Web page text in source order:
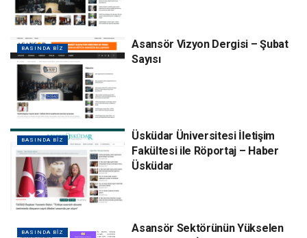
BASINDA BIZ
Asansör Vizyon Dergisi – Şubat
Sayısı
BASINDA BIZ
Üsküdar Üniversitesi İletişim
Fakültesi ile Röportaj – Haber
Üsküdar
BASINDA BIZ
Asansör Sektörünün Yükselen